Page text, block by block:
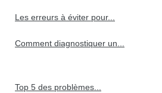
Les erreurs à éviter pour...
Comment diagnostiquer un...
Top 5 des problèmes...